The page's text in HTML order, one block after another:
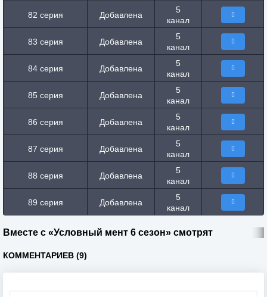
82 серия Добавлена
5
канал
83 серия Добавлена
5
канал
84 серия Добавлена
5
канал
85 серия Добавлена
5
канал
86 серия Добавлена
5
канал
87 серия Добавлена
5
канал
88 серия Добавлена
5
канал
89 серия Добавлена
5
канал
Вместе с «Условный мент 6 сезон» смотрят
КОММЕНТАРИЕВ (9)